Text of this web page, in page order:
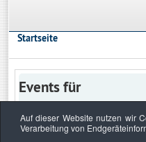
Startseite
Events für
Auf dieser Website nutzen wir
Verarbeitung von